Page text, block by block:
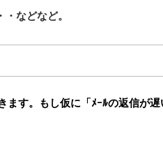
などなど。
す。 もし仮に「ﾒｰﾙの返信が